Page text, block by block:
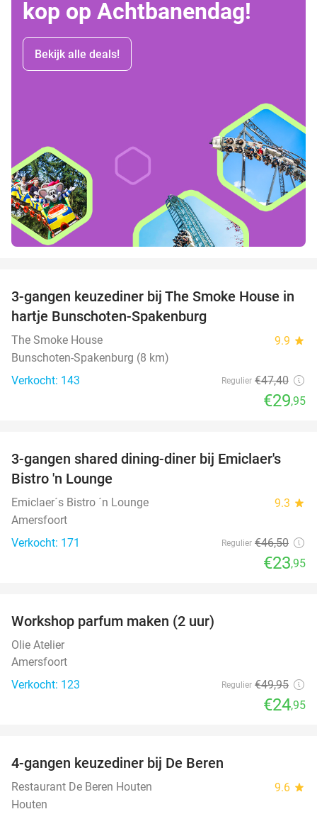
kop op Achtbanendag!
Bekijk alle deals!
37%
3-gangen keuzediner bij The Smoke House in
hartje Bunschoten-Spakenburg
The Smoke House 9.9 star
Bunschoten-Spakenburg (8 km)
Verkocht: 143
Regulier €47,40
€29,95
48%
3-gangen shared dining-diner bij Emiclaer's
Bistro 'n Lounge
Emiclaer´s Bistro ´n Lounge 9.3 star
Amersfoort
Verkocht: 171
Regulier €46,50
€23,95
Workshop parfum maken (2 uur)
Olie Atelier
Amersfoort
Verkocht: 123
Regulier €49,95
€24,95
4-gangen keuzediner bij De Beren
Restaurant De Beren Houten 9.6 star
Houten